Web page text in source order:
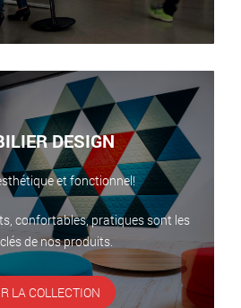
DESIGN
et fonctionnel!
confortables, pratiques sont les
de nos produits.
LA COLLECTION